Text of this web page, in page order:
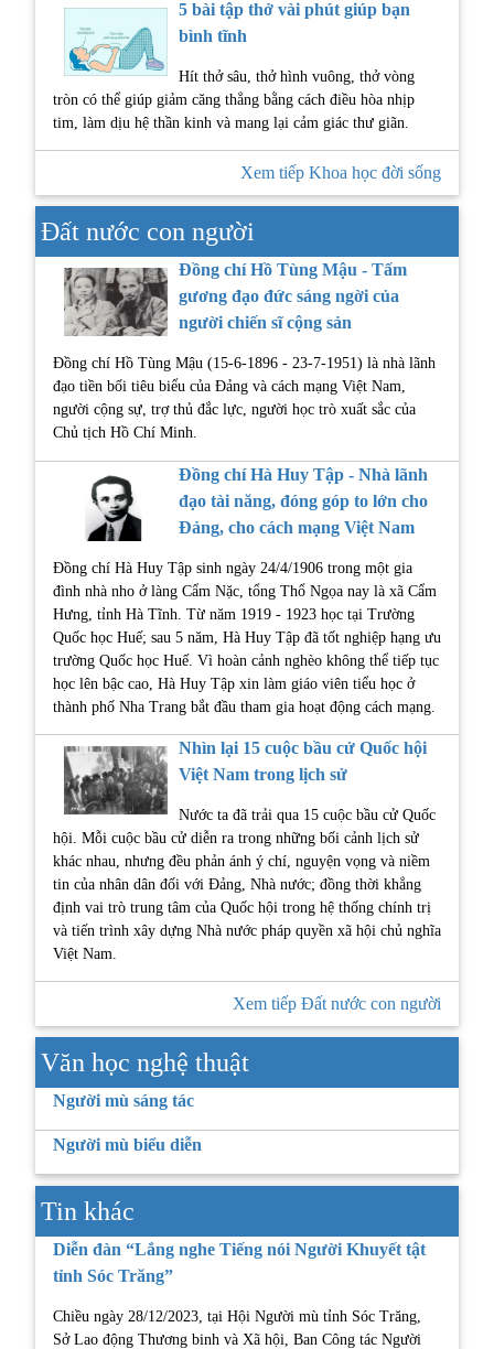
5 bài tập thở vài phút giúp bạn
bình tĩnh
Hít thở sâu, thở hình vuông, thở vòng
tròn có thể giúp giảm căng thẳng bằng cách điều hòa nhịp
tim, làm dịu hệ thần kinh và mang lại cảm giác thư giãn.
Xem tiếp Khoa học đời sống
Đất nước con người
Đồng chí Hồ Tùng Mậu - Tấm
gương đạo đức sáng ngời của
người chiến sĩ cộng sản
Đồng chí Hồ Tùng Mậu (15-6-1896 - 23-7-1951) là nhà lãnh
đạo tiền bối tiêu biểu của Đảng và cách mạng Việt Nam,
người cộng sự, trợ thủ đắc lực, người học trò xuất sắc của
Chủ tịch Hồ Chí Minh.
Đồng chí Hà Huy Tập - Nhà lãnh
đạo tài năng, đóng góp to lớn cho
Đảng, cho cách mạng Việt Nam
Đồng chí Hà Huy Tập sinh ngày 24/4/1906 trong một gia
đình nhà nho ở làng Cẩm Nặc, tổng Thổ Ngọa nay là xã Cẩm
Hưng, tỉnh Hà Tĩnh. Từ năm 1919 - 1923 học tại Trường
Quốc học Huế; sau 5 năm, Hà Huy Tập đã tốt nghiệp hạng ưu
trường Quốc học Huế. Vì hoàn cảnh nghèo không thể tiếp tục
học lên bậc cao, Hà Huy Tập xin làm giáo viên tiểu học ở
thành phố Nha Trang bắt đầu tham gia hoạt động cách mạng.
Nhìn lại 15 cuộc bầu cử Quốc hội
Việt Nam trong lịch sử
Nước ta đã trải qua 15 cuộc bầu cử Quốc
hội. Mỗi cuộc bầu cử diễn ra trong những bối cảnh lịch sử
khác nhau, nhưng đều phản ánh ý chí, nguyện vọng và niềm
tin của nhân dân đối với Đảng, Nhà nước; đồng thời khẳng
định vai trò trung tâm của Quốc hội trong hệ thống chính trị
và tiến trình xây dựng Nhà nước pháp quyền xã hội chủ nghĩa
Việt Nam.
Xem tiếp Đất nước con người
Văn học nghệ thuật
Người mù sáng tác
Người mù biểu diễn
Tin khác
Diễn đàn “Lắng nghe Tiếng nói Người Khuyết tật
tỉnh Sóc Trăng”
Chiều ngày 28/12/2023, tại Hội Người mù tỉnh Sóc Trăng,
Sở Lao động Thương binh và Xã hội, Ban Công tác Người